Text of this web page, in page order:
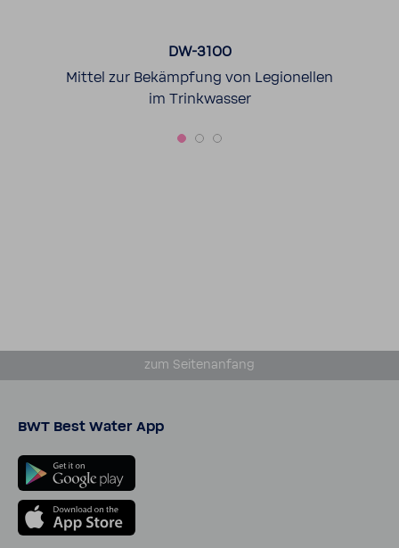
von Legio­nellen
Trink­wasser vor Ort
zum Seiten­an­fang
BWT Best Water App